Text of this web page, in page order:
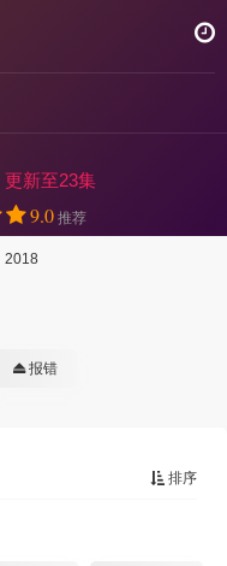
更新至23集
9.0 推荐
2018
报错
排序